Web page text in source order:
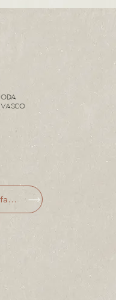
@saradediego_fotofamilia
Vasco